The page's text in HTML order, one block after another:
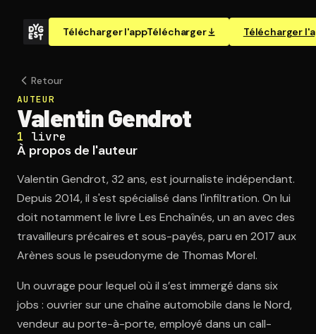
Télécharger l'appTélécharger Télécharger
Retour
AUTEUR
Valentin Gendrot
1 livre
À propos de l'auteur
Valentin Gendrot, 32 ans, est journaliste indépendant.
Depuis 2014, il s'est spécialisé dans l'infiltration. On lui
doit notamment le livre Les Enchaînés, un an avec des
travailleurs précaires et sous-payés, paru en 2017 aux
Arènes sous le pseudonyme de Thomas Morel.
Un ouvrage pour lequel où il s’est immergé dans six
jobs : ouvrier sur une chaîne automobile dans le Nord,
vendeur au porte-à-porte, employé dans un call-